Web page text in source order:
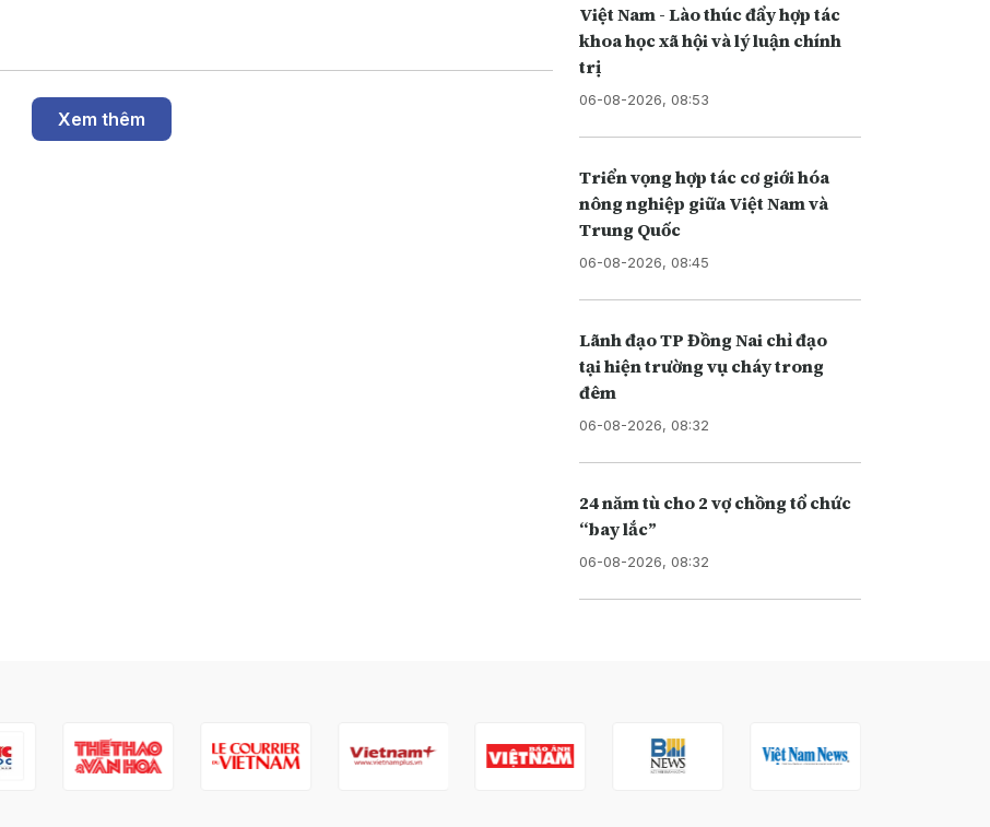
Xem thêm
Việt Nam - Lào thúc đẩy hợp tác
khoa học xã hội và lý luận chính
trị
06-08-2026, 08:53
Triển vọng hợp tác cơ giới hóa
nông nghiệp giữa Việt Nam và
Trung Quốc
06-08-2026, 08:45
Lãnh đạo TP Đồng Nai chỉ đạo
tại hiện trường vụ cháy trong
đêm
06-08-2026, 08:32
24 năm tù cho 2 vợ chồng tổ chức
“bay lắc”
06-08-2026, 08:32